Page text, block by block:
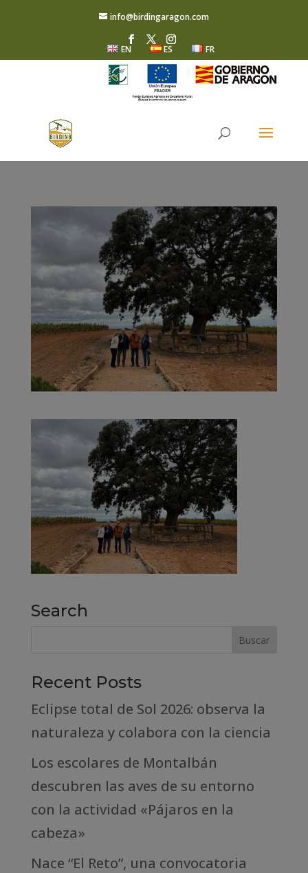
info@birdingaragon.com
EN ES FR
Search
Recent Posts
Eclipse total de Sol 2026: observa la
naturaleza y colabora con la ciencia
Los escolares de Montalbán
descubren las aves de su entorno
con la actividad «Pájaros en la
cabeza»
Nace “El Reto”, una convocatoria